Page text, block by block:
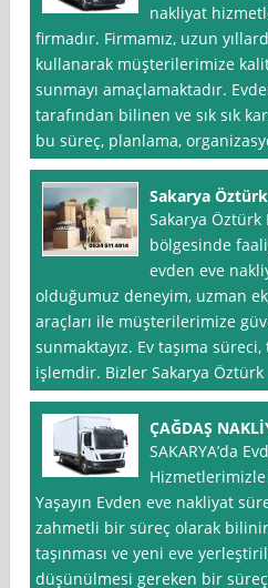
nakliyat
firmadır. Firmamız, uzun
kullanarak müşterilerimize
sunmayı amaçlamaktadır.
tarafından bilinen ve sık sık
bu süreç, planlama,
Sakarya
Sakarya Öztürk
bölgesinde
evden eve
olduğumuz deneyim, uzman
araçları ile müşterilerimize
sunmaktayız. Ev taşıma
işlemdir. Bizler Sakarya Öztürk
ÇAĞDAŞ
SAKARYA’da
Hizmetlerimizle
Yaşayın Evden eve nakliyat
zahmetli bir süreç olarak
taşınması ve yeni eve
düşünülmesi gereken bir